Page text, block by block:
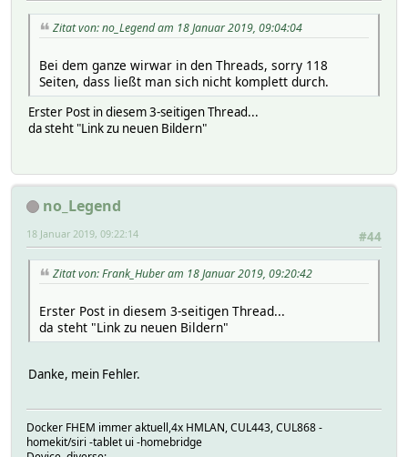
Zitat von: no_Legend am 18 Januar 2019, 09:04:04
Bei dem ganze wirwar in den Threads, sorry 118
Seiten, dass ließt man sich nicht komplett durch.
Erster Post in diesem 3-seitigen Thread...
da steht "Link zu neuen Bildern"
no_Legend
#44
18 Januar 2019, 09:22:14
Zitat von: Frank_Huber am 18 Januar 2019, 09:20:42
Erster Post in diesem 3-seitigen Thread...
da steht "Link zu neuen Bildern"
Danke, mein Fehler.
Docker FHEM immer aktuell,4x HMLAN, CUL443, CUL868 -
homekit/siri -tablet ui -homebridge